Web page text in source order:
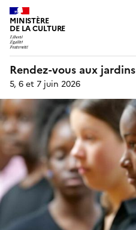
MINISTÈRE
DE LA CULTURE
Rendez-vous aux jardins
5, 6 et 7 juin 2026